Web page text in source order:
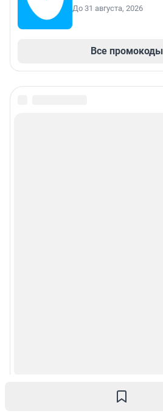
До 31 августа, 2026
Все промокоды